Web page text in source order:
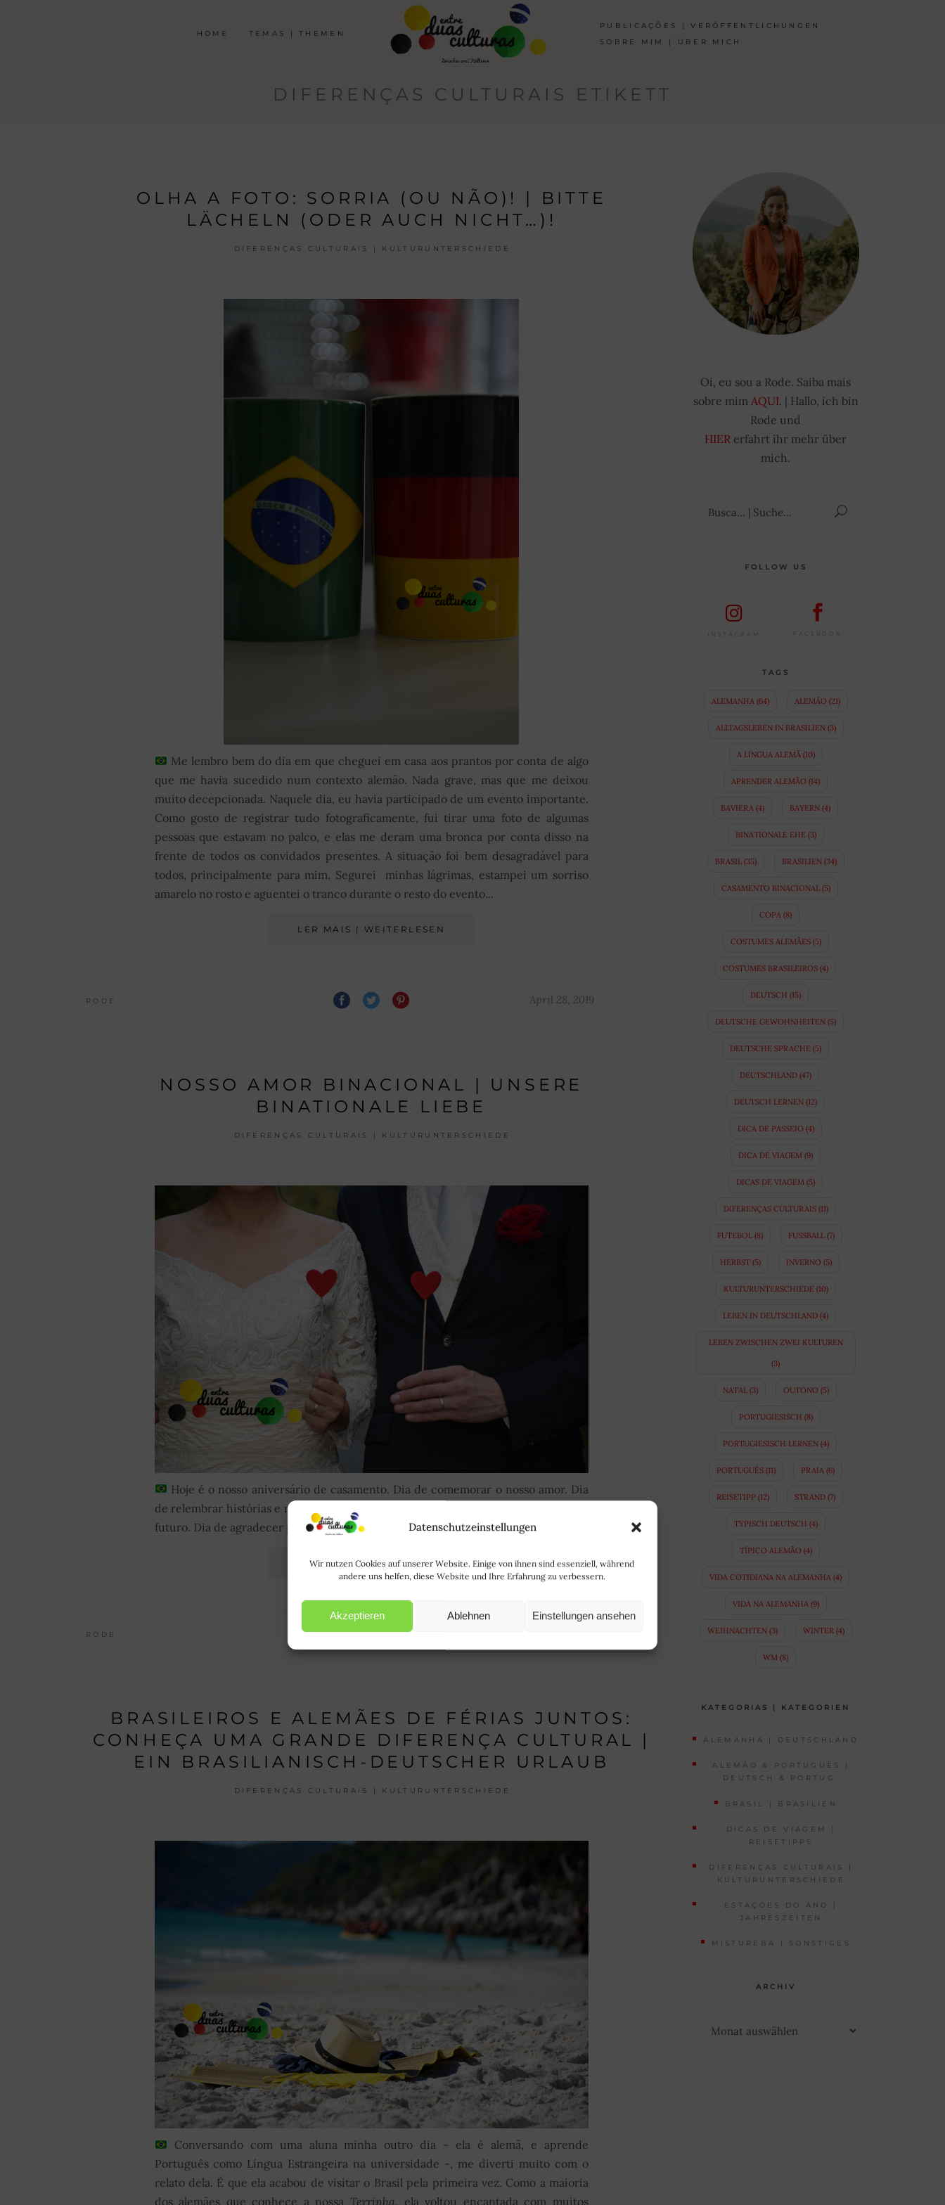
Datenschutzeinstellungen
Wir nutzen Cookies auf unserer Website. Einige von ihnen sind essenziell, während
andere uns helfen, diese Website und Ihre Erfahrung zu verbessern.
Akzeptieren Ablehnen Einstellungen ansehen
HOME TEMAS | THEMEN
PUBLICAÇÕES | VERÖFFENTLICHUNGEN
SOBRE MIM | ÜBER MICH
DIFERENÇAS CULTURAIS ETIKETT
OLHA A FOTO: SORRIA (OU NÃO)! | BITTE
LÄCHELN (ODER AUCH NICHT…)!
DIFERENÇAS CULTURAIS | KULTURUNTERSCHIEDE
Me lembro bem do dia em que cheguei em casa aos prantos por conta de algo
que me havia sucedido num contexto alemão. Nada grave, mas que me deixou
muito decepcionada. Naquele dia, eu havia participado de um evento importante.
Como gosto de registrar tudo fotograficamente, fui tirar uma foto de algumas
pessoas que estavam no palco, e elas me deram uma bronca por conta disso na
frente de todos os convidados presentes. A situação foi bem desagradável para
todos, principalmente para mim. Segurei minhas lágrimas, estampei um sorriso
amarelo no rosto e aguentei o tranco durante o resto do evento...
LER MAIS | WEITERLESEN
RODE April 28, 2019
NOSSO AMOR BINACIONAL | UNSERE
BINATIONALE LIEBE
DIFERENÇAS CULTURAIS | KULTURUNTERSCHIEDE
Hoje é o nosso aniversário de casamento. Dia de comemorar o nosso amor. Dia
de relembrar histórias e momentos da nossa vida a dois. Dia de fazer planos para o
futuro. Dia de agradecer pelo presente...
LER MAIS | WEITERLESEN
RODE
BRASILEIROS E ALEMÃES DE FÉRIAS JUNTOS:
CONHEÇA UMA GRANDE DIFERENÇA CULTURAL |
EIN BRASILIANISCH-DEUTSCHER URLAUB
DIFERENÇAS CULTURAIS | KULTURUNTERSCHIEDE
Conversando com uma aluna minha outro dia - ela é alemã, e aprende
Português como Língua Estrangeira na universidade -, me diverti muito com o
relato dela. É que ela acabou de visitar o Brasil pela primeira vez. Como a maioria
dos alemães que conhece a nossa Terrinha , ela voltou encantada com muitos
Oi, eu sou a Rode. Saiba mais
sobre mim AQUI. | Hallo, ich bin
Rode und
HIER erfahrt ihr mehr über
mich.
FOLLOW US
INSTAGRAM FACEBOOK
TAGS
ALEMANHA (64) ALEMÃO (21)
ALLTAGSLEBEN IN BRASILIEN(3)
A LÍNGUA ALEMÃ (10)
APRENDER ALEMÃO (14)
BAVIERA (4) BAYERN (4)
BINATIONALE EHE(3)
BRASIL(35) BRASILIEN(34)
CASAMENTO BINACIONAL(5)
COPA (8)
COSTUMES ALEMÃES(5)
COSTUMES BRASILEIROS (4)
DEUTSCH (15)
DEUTSCHE GEWOHNHEITEN (5)
DEUTSCHE SPRACHE (5)
DEUTSCHLAND (47)
DEUTSCH LERNEN (12)
DICA DE PASSEIO (4)
DICA DE VIAGEM (9)
DICAS DE VIAGEM (5)
DIFERENÇAS CULTURAIS(11)
FUTEBOL(8) FUSSBALL (7)
HERBST(5) INVERNO (5)
KULTURUNTERSCHIEDE(10)
LEBEN IN DEUTSCHLAND (4)
LEBEN ZWISCHEN ZWEI KULTUREN
(3)
NATAL(3) OUTONO (5)
PORTUGIESISCH (8)
PORTUGIESISCH LERNEN(4)
PORTUGUÊS (11) PRAIA (6)
REISETIPP(12) STRAND(7)
TYPISCH DEUTSCH (4)
TÍPICO ALEMÃO (4)
VIDA COTIDIANA NA ALEMANHA (4)
VIDA NA ALEMANHA (9)
WEIHNACHTEN(3) WINTER (4)
WM (8)
KATEGORIAS | KATEGORIEN
ALEMANHA | DEUTSCHLAND
ALEMÃO & PORTUGUÊS |
DEUTSCH & PORTUG.
BRASIL | BRASILIEN
DICAS DE VIAGEM |
REISETIPPS
DIFERENÇAS CULTURAIS |
KULTURUNTERSCHIEDE
ESTAÇÕES DO ANO |
JAHRESZEITEN
MISTUREBA | SONSTIGES
ARCHIV